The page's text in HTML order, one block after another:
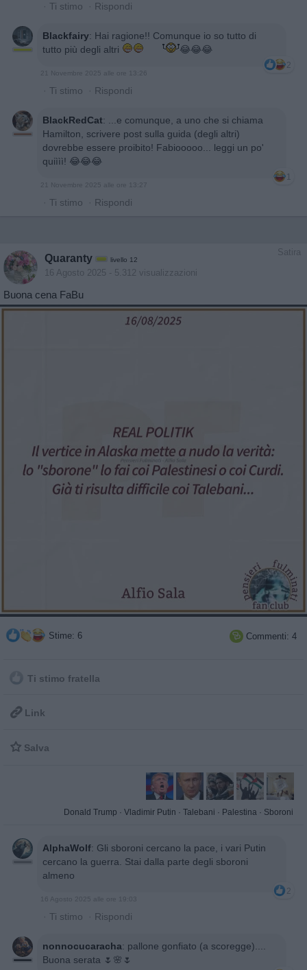
· Ti stimo · Rispondi
Blackfairy: Hai ragione!! Comunque io so tutto di
tutto più degli altri
😂😂😂
2
21 Novembre 2025 alle ore 13:26
· Ti stimo · Rispondi
BlackRedCat:
...e comunque, a uno che si chiama
Hamilton, scrivere post sulla guida (degli altri)
dovrebbe essere proibito! Fabiooooo... leggi un po'
quiììì! 😂😂😂
1
21 Novembre 2025 alle ore 13:27
· Ti stimo · Rispondi
Satira
Quaranty livello 12
16 Agosto 2025 - 5.312 visualizzazioni
Buona cena FaBu
Stime: 6  Commenti: 4
Ti stimo fratella
 Link
 Salva
Donald Trump · Vladimir Putin · Talebani · Palestina · Sboroni
AlphaWolf: Gli sboroni cercano la pace, i vari Putin
cercano la guerra. Stai dalla parte degli sboroni
almeno
2
16 Agosto 2025 alle ore 19:03
· Ti stimo · Rispondi
nonnocucaracha: pallone gonfiato (a scoregge)....
Buona serata 🌷🌸🌷